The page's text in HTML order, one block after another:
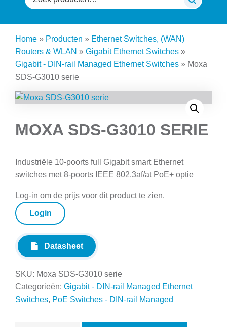
naar:
Home » Producten » Ethernet Switches, (WAN)
Routers & WLAN » Gigabit Ethernet Switches »
Gigabit - DIN-rail Managed Ethernet Switches » Moxa
SDS-G3010 serie
MOXA SDS-G3010 SERIE
Industriële 10-poorts full Gigabit smart Ethernet
switches met 8-poorts IEEE 802.3af/at PoE+ optie
Log-in om de prijs voor dit product te zien.
Login
Datasheet
SKU: Moxa SDS-G3010 serie
Categorieën: Gigabit - DIN-rail Managed Ethernet
Switches, PoE Switches - DIN-rail Managed